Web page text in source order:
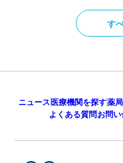
す
ニュース医療機関を探す薬
よくある質問お問